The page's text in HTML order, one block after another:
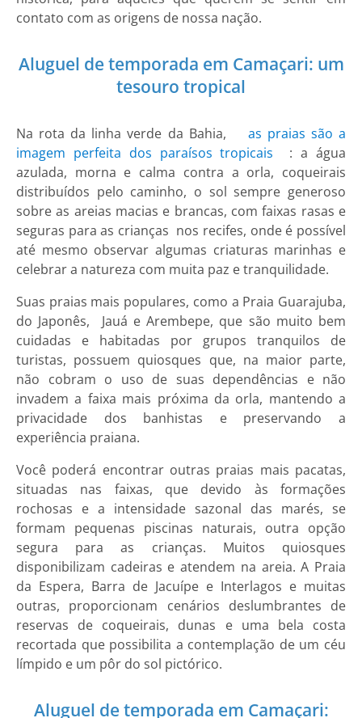
contato com as origens de nossa nação.
Aluguel de temporada em Camaçari: um
tesouro tropical
Na rota da linha verde da Bahia,
as praias são a
imagem perfeita dos paraísos tropicais
: a água
azulada, morna e calma contra a orla, coqueirais
distribuídos pelo caminho, o sol sempre generoso
sobre as areias macias e brancas, com faixas rasas e
seguras para as crianças nos recifes, onde é possível
até mesmo observar algumas criaturas marinhas e
celebrar a natureza com muita paz e tranquilidade.
Suas praias mais populares, como a Praia Guarajuba,
do Japonês, Jauá e Arembepe, que são muito bem
cuidadas e habitadas por grupos tranquilos de
turistas, possuem quiosques que, na maior parte,
não cobram o uso de suas dependências e não
invadem a faixa mais próxima da orla, mantendo a
privacidade dos banhistas e preservando a
experiência praiana.
Você poderá encontrar outras praias mais pacatas,
situadas nas faixas, que devido às formações
rochosas e a intensidade sazonal das marés, se
formam pequenas piscinas naturais, outra opção
segura para as crianças. Muitos quiosques
disponibilizam cadeiras e atendem na areia. A Praia
da Espera, Barra de Jacuípe e Interlagos e muitas
outras, proporcionam cenários deslumbrantes de
reservas de coqueirais, dunas e uma bela costa
recortada que possibilita a contemplação de um céu
límpido e um pôr do sol pictórico.
Aluguel de temporada em Camaçari: